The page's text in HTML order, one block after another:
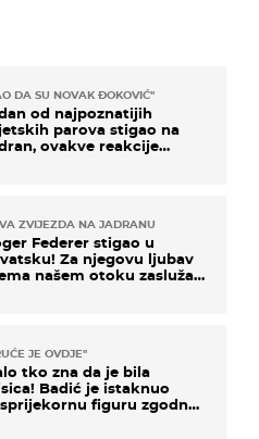
DA SU NOVAK ĐOKOVIĆ"
od najpoznatijih
parova stigao na
ovakve reakcije
ZVIJEZDA NA JADRANU
Federer stigao u
Za njegovu ljubav
našem otoku zaslužan
JE OVDJE"
tko zna da je bila
Badić je istaknuo
figuru zgodne